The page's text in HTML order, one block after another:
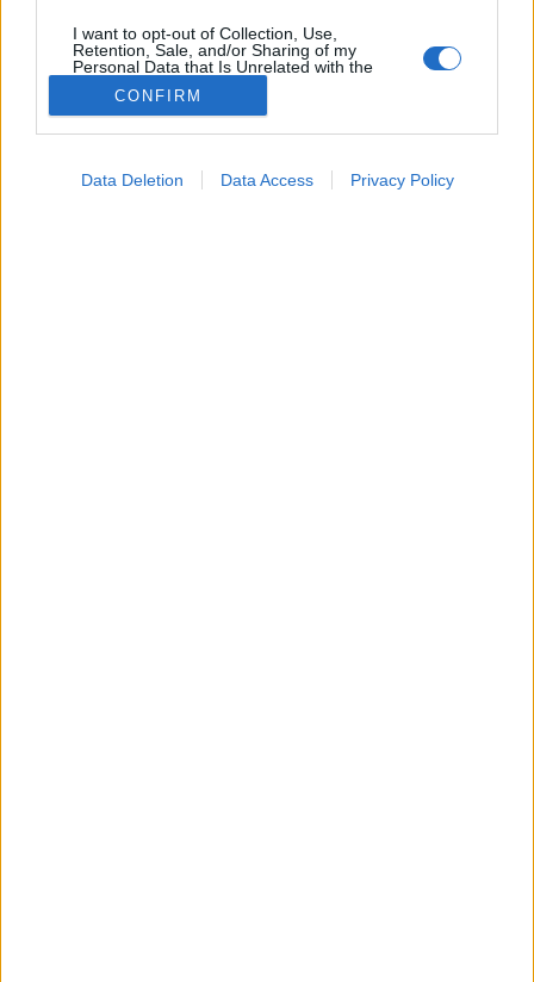
I want to opt-out of Collection, Use,
Retention, Sale, and/or Sharing of my
Personal Data that Is Unrelated with the
Purposes for which it was collected.
Opted Out
CONFIRM
Data Deletion Data Access Privacy Policy
2026. június 10. 21:12
Küldés Küldés Messengeren